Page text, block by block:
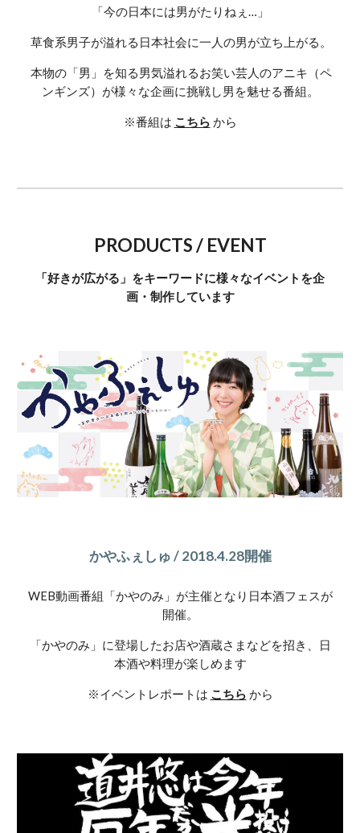
「今の日本には男がたりねぇ…」
草食系男子が溢れる日本社会に一人の男が立ち上がる。
ンギンズ）が様々な企画に挑戦し男を魅せる番組。
※番組は こちら から
PRODUCTS / EVENT
「好きが広がる」をキーワードに様々なイベントを企
画・制作しています
かやふぇしゅ / 2018.4.28開催
WEB動画番組「かやのみ」が主催となり日本酒フェスが
開催。
「かやのみ」に登場したお店や酒蔵さまなどを招き、日
本酒や料理が楽しめます
※イベントレポートは こちら から